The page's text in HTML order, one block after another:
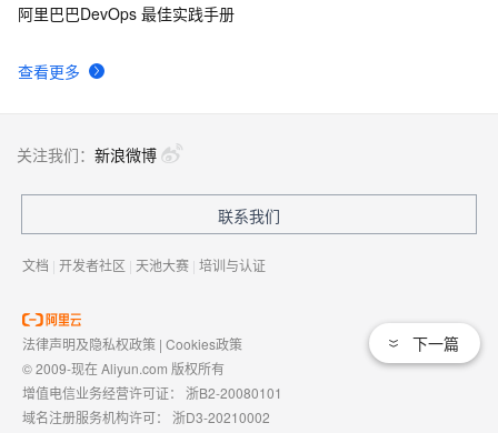
计到代码实践，全方位教你如何在WPF应用中集成流畅
用，实现跨环境一致性的开发与部署
查看更多
阿里巴巴DevOps 最佳实践手册
下一篇
关注我们： 新浪微博
联系我们
文档 | 开发者社区 | 天池大赛 | 培训与认证
法律声明及隐私权政策 | Cookies政策
© 2009-现在 Aliyun.com 版权所有
增值电信业务经营许可证： 浙B2-20080101
域名注册服务机构许可： 浙D3-20210002